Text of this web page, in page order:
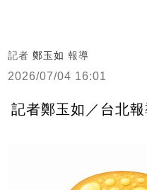
記者 鄭玉如 報導
2026/07/04 16:01
記者鄭玉如／台北報